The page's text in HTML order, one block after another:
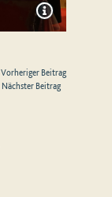
Vorheriger Beitrag
Nächster Beitrag